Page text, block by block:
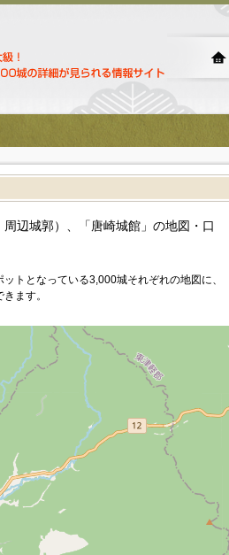
辺城郭）、「唐崎城館」の地図・口
トとなっている3,000城それぞれの地図に、
ます。